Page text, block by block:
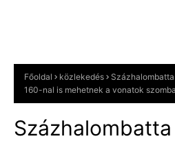
Főoldal közlekedés
160-nal is mehetnek a vonatok